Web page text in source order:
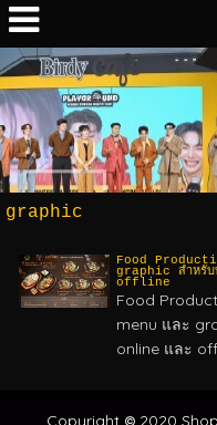
graphic
Food
graphic สำหรั
offline
Food
menu และ
online และ
Copyright © 2020